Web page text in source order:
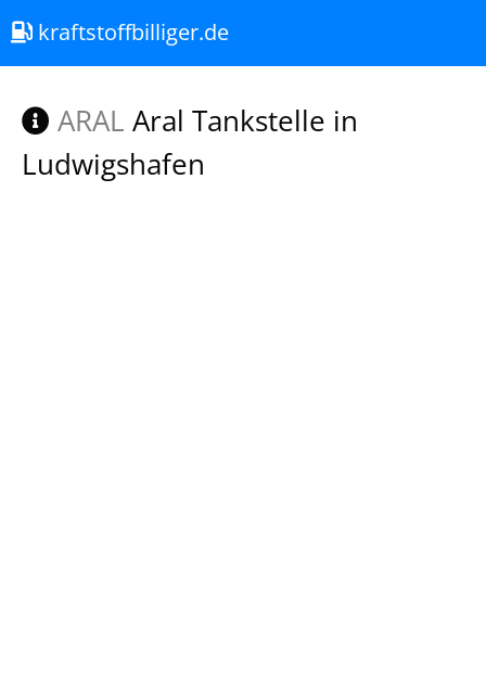
kraftstoffbilliger.de
ARAL Aral Tankstelle in
Ludwigshafen